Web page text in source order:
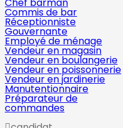
Commis de bar
Réceptionniste
Gouvernante
Employé de ménage
Vendeur en magasin
Vendeur en boulangerie
Vendeur en poissonnerie
Vendeur en jardinerie
Manutentionnaire
Préparateur de
commandes